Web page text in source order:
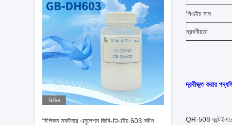
ভিডিও
সিলিকন সফটনার এমুলেশন জিবি-ডিএইচ 603 কটন
পিএইচ মান
দ্রবণীয়তা
দ্রবীভূত করার
QR-508